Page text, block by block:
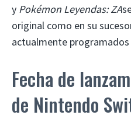
y Pokémon Leyendas: ZA
original como en su
actualmente programados
Fecha de
de Nintendo